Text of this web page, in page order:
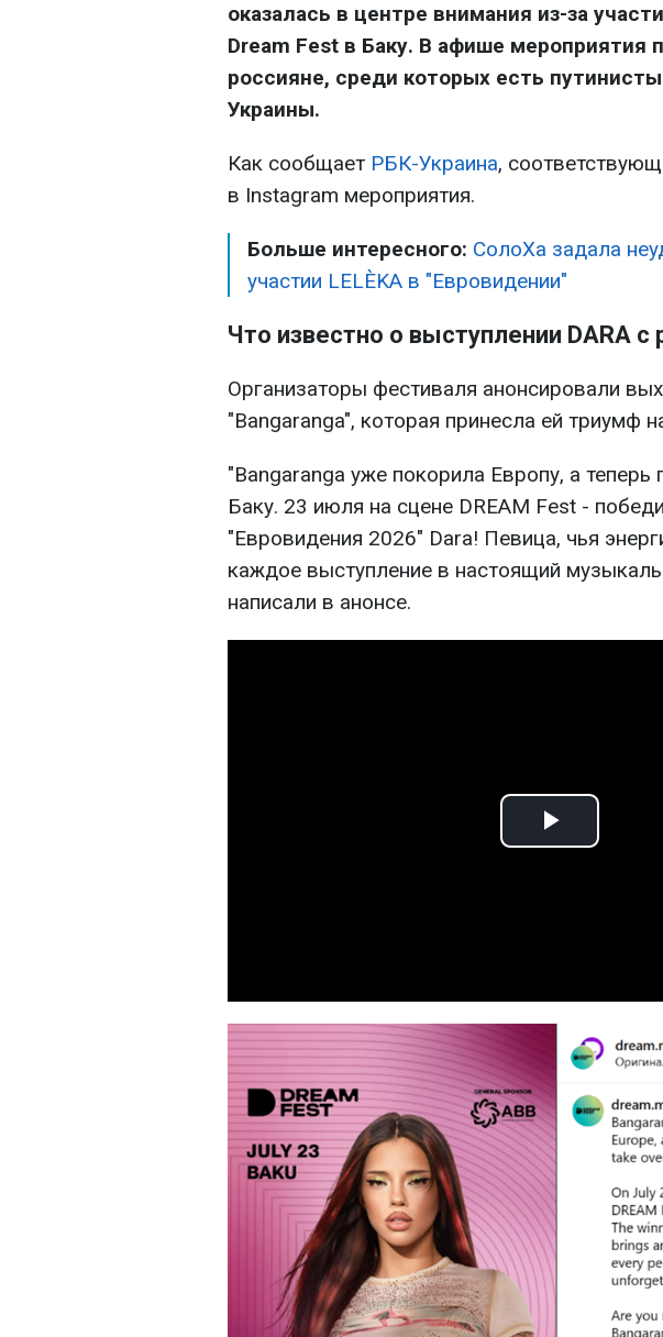
оказалась в центре внимания из-за
Dream Fest в Баку. В афише мероприятия
россияне, среди которых есть
Украины.
Как сообщает РБК-Украина,
в Instagram мероприятия.
Больше интересного: СолоХа задала
участии LELÈKA в "Евровидении"
Что известно о выступлении DARA с
Организаторы фестиваля анонсировали
"Bangaranga", которая принесла ей триумф
"Bangaranga уже покорила Европу, а теперь
Баку. 23 июля на сцене DREAM Fest -
"Евровидения 2026" Dara! Певица, чья
каждое выступление в настоящий
написали в анонсе.
Play